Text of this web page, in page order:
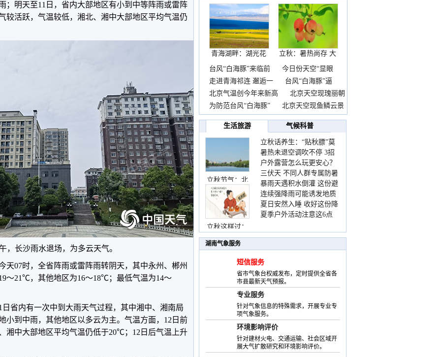
；明天至11日，省内大部地区有小到中等阵雨或雷阵
较活跃，气温较低，湘北、湘中大部地区平均气温仍
，长沙雨水退场，为多云天气。
天07时，全省阵雨或雷阵雨转阴天，其中永州、郴州
～21℃，其他地区为16～18℃；最低气温为14～
省内有一次中到大雨天气过程，其中湘中、湘南局
小到中雨，其他地区以多云为主。气温方面，12日前
湘中大部地区平均气温仍低于20℃；12日后气温上升
青海湖畔：湖光花
海长
立秋：暑热尚存 大
台风“白海豚”来临前
今日份天空“显眼
包”
走进青海祁连 邂逅一
台风“白海豚”逼
近
北京气温创今年来新高
北京天空现瑰丽朝
霞
为防范台风“白海豚”
北京天空现鱼鳞云景
观
生活旅游
气候科普
立秋节气：北
立秋这样过：
立秋话养生：“贴秋膘”莫
着急 先清暑再防燥
暑热未退空调吹不停 3招
护住肩颈不酸痛
户外露营怎么玩更安心？
这份攻略请收好
三伏天 不同人群专属防暑
要点请收好
暴雨天遇积水倒灌 这份避
险提示请收好
连续强降雨可能诱发地质
灾害 这些前兆要知道
夏日安然入睡 收好这份降
温小贴士
夏季户外活动注意这6点
湖南气象服务
短信服务
省市气象台权威发布，定时提供全省各
市县最新天气预报。
专业服务
针对气象信息的特殊需求，开展专业专
项气象服务。
环境影响评价
针对建材火电、交通运输、社会区域开
展大气扩散研究和环境影响评价。